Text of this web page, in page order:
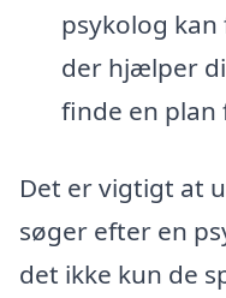
psykolog kan
der hjælper
finde en plan
Det er vigtigt at
søger efter en
det ikke kun de